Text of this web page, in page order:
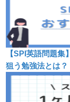
【SPI英語問題
狙う勉強法とは？